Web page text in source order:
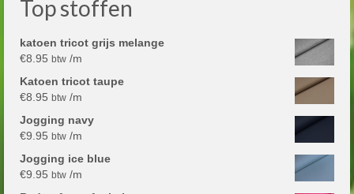
Top stoffen
katoen tricot grijs melange
€8.95 btw /m
Katoen tricot taupe
€8.95 btw /m
Jogging navy
€9.95 btw /m
Jogging ice blue
€9.95 btw /m